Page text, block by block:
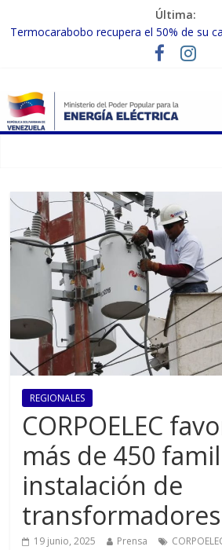
Última:
Termocarabobo recupera el 50% de su
MPPEE avanza en la recuperación de
Gobierno Nacional coordina acciones
fortalecer el SEN ante el «Súper Niño»
Inspeccionan trabajos de rehabilitación
REGIONALES
CORPOELEC
más de 450
instalación de
transformadores
19 junio, 2025 Prensa